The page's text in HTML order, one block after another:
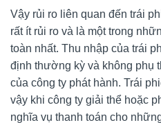
Vậy rủi ro liên quan đến trái
rất ít rủi ro và là một trong
toàn nhất. Thu nhập của trái
định thường kỳ và không phụ
của công ty phát hành. Trái
vậy khi công ty giải thể hoặc
nghĩa vụ thanh toán cho